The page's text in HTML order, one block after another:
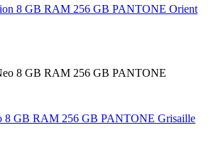
8 GB RAM 256 GB PANTONE Orient
8 GB RAM 256 GB PANTONE Grisaille